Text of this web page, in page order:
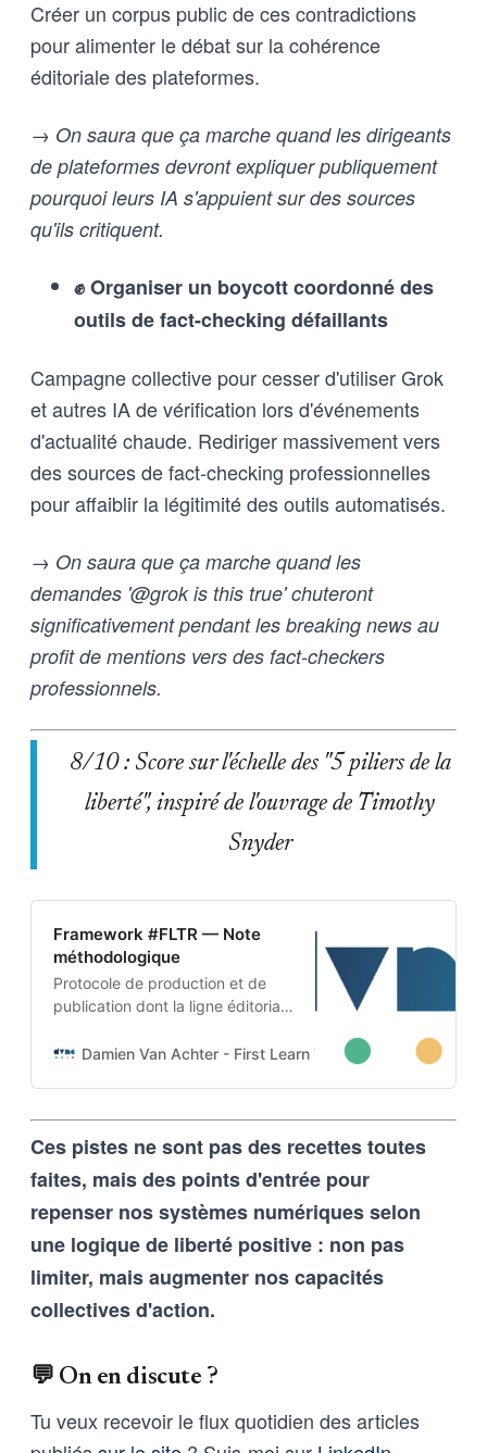
Créer un corpus public de ces contradictions
pour alimenter le débat sur la cohérence
éditoriale des plateformes.
→ On saura que ça marche quand les dirigeants
de plateformes devront expliquer publiquement
pourquoi leurs IA s'appuient sur des sources
qu'ils critiquent.
✊ Organiser un boycott coordonné des
outils de fact-checking défaillants
Campagne collective pour cesser d'utiliser Grok
et autres IA de vérification lors d'événements
d'actualité chaude. Rediriger massivement vers
des sources de fact-checking professionnelles
pour affaiblir la légitimité des outils automatisés.
→ On saura que ça marche quand les
demandes '@grok is this true' chuteront
significativement pendant les breaking news au
profit de mentions vers des fact-checkers
professionnels.
8/10 : Score sur l'échelle des "5 piliers de la
liberté", inspiré de l'ouvrage de Timothy
Snyder
Framework #FLTR — Note
méthodologique
Protocole de production et de
publication dont la ligne éditoriale
projet. Cette architecture auto-
techniques, imposées tant aux
outils d’intelligence artificielle
et vice-versa
Damien Van Achter - First Learn The Rules. Then Break
Ces pistes ne sont pas des recettes toutes
faites, mais des points d'entrée pour
repenser nos systèmes numériques selon
une logique de liberté positive : non pas
limiter, mais augmenter nos capacités
collectives d'action.
💬 On en discute ?
Tu veux recevoir le flux quotidien des articles